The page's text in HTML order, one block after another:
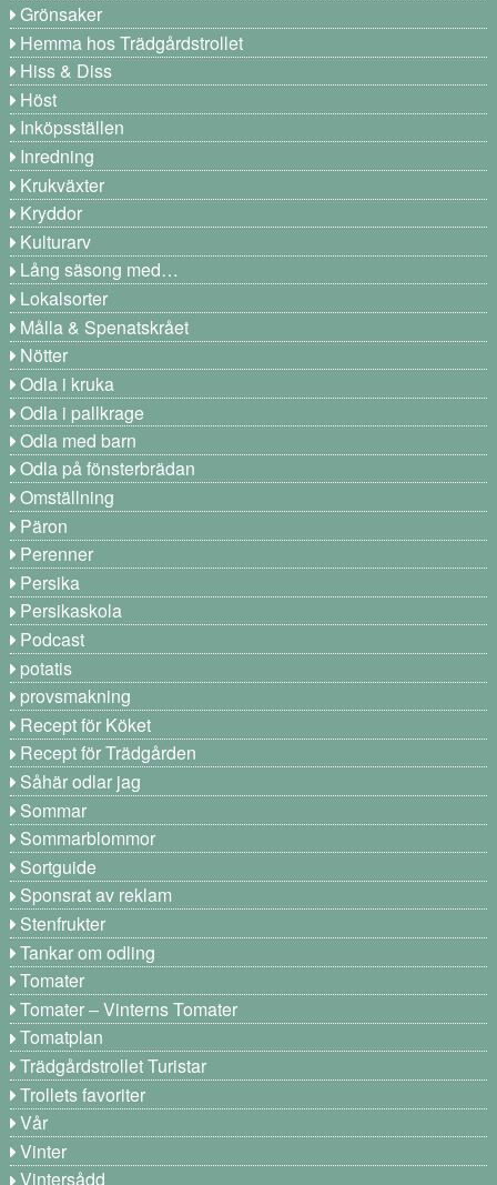
Grönsaker
Hemma hos Trädgårdstrollet
Hiss & Diss
Höst
Inköpsställen
Inredning
Krukväxter
Kryddor
Kulturarv
Lång säsong med…
Lokalsorter
Målla & Spenatskrået
Nötter
Odla i kruka
Odla i pallkrage
Odla med barn
Odla på fönsterbrädan
Omställning
Päron
Perenner
Persika
Persikaskola
Podcast
potatis
provsmakning
Recept för Köket
Recept för Trädgården
Såhär odlar jag
Sommar
Sommarblommor
Sortguide
Sponsrat av reklam
Stenfrukter
Tankar om odling
Tomater
Tomater – Vinterns Tomater
Tomatplan
Trädgårdstrollet Turistar
Trollets favoriter
Vår
Vinter
Vintersådd